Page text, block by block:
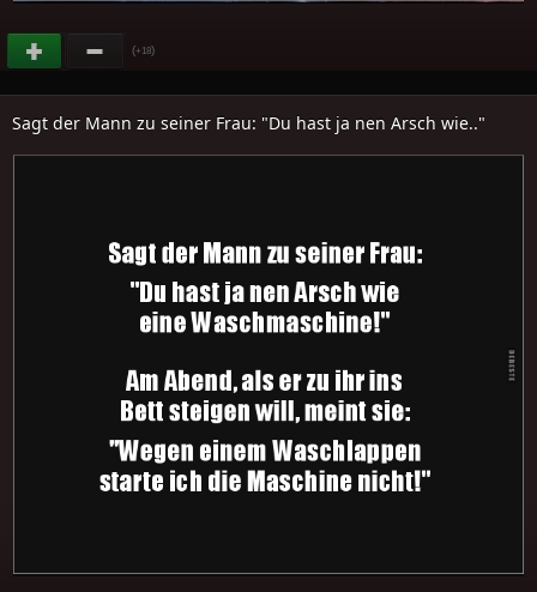
(+18)
Sagt der Mann zu seiner Frau: "Du hast ja nen Arsch wie.."